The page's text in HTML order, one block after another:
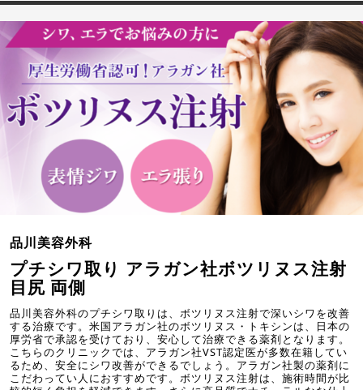
品川美容外科
プチシワ取り アラガン社ボツリヌス注射
目尻 両側
品川美容外科のプチシワ取りは、ボツリヌス注射で深いシワを改善
する治療です。米国アラガン社のボツリヌス・トキシンは、日本の
厚労省で承認を受けており、安心して治療できる薬剤となります。
こちらのクリニックでは、アラガン社VST認定医が多数在籍してい
るため、安全にシワ改善ができるでしょう。アラガン社製の薬剤に
こだわってい人におすすめです。ボツリヌス注射は、施術時間が比